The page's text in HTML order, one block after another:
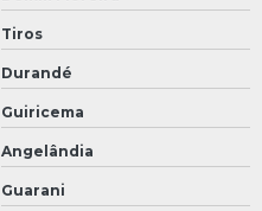
Tiros
Durandé
Guiricema
Angelândia
Guarani